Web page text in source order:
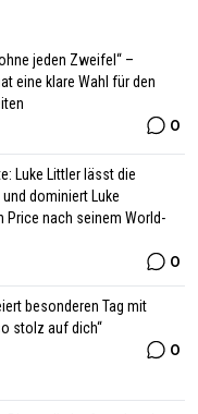
jeden Zweifel“ –
eine klare Wahl für den
0
Luke Littler lässt die
dominiert Luke
Price nach seinem World-
0
besonderen Tag mit
stolz auf dich“
0